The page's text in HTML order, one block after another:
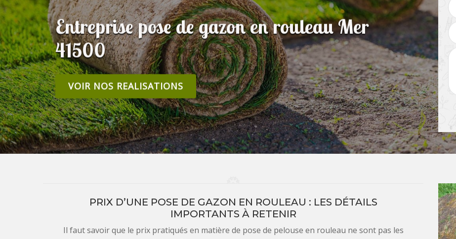
Entreprise pose de gazon en rouleau Mer
41500
VOIR NOS REALISATIONS
PRIX D’UNE POSE DE GAZON EN ROULEAU : LES DÉTAILS
IMPORTANTS À RETENIR
Il faut savoir que le prix pratiqués en matière de pose de pelouse en rouleau ne sont pas les